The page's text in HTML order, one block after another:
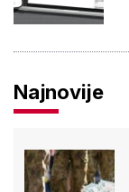
Najnovije